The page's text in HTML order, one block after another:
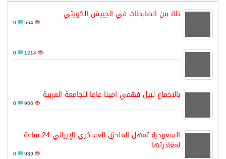
ثلة من الضابطات في الجييش الكويتي
564
1214
بالاجماع نبيل فهمي امينا عاما للجامعة العربية
966
السعودية تمهل الملحق العسكري الإيراني 24 ساعة
لمغادرتها
939